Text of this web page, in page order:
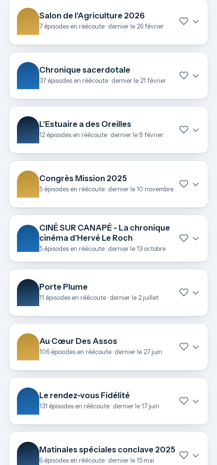
Salon de l'Agriculture 2026
7 épisodes en réécoute · dernier le 26 février
Chronique sacerdotale
37 épisodes en réécoute · dernier le 21 février
L'Estuaire a des Oreilles
12 épisodes en réécoute · dernier le 9 février
Congrès Mission 2025
5 épisodes en réécoute · dernier le 10 novembre
CINÉ SUR CANAPÉ - La chronique
cinéma d'Hervé Le Roch
5 épisodes en réécoute · dernier le 13 octobre
Porte Plume
11 épisodes en réécoute · dernier le 2 juillet
Au Cœur Des Assos
106 épisodes en réécoute · dernier le 27 juin
Le rendez-vous Fidélité
131 épisodes en réécoute · dernier le 17 juin
Matinales spéciales conclave 2025
6 épisodes en réécoute · dernier le 15 mai